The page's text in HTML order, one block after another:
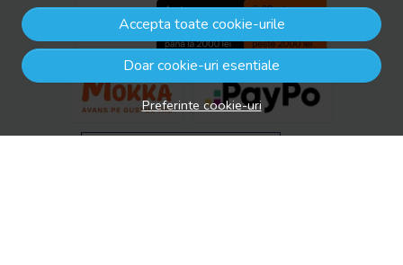
Accepta toate cookie-urile
Doar cookie-uri esentiale
Preferinte cookie-uri